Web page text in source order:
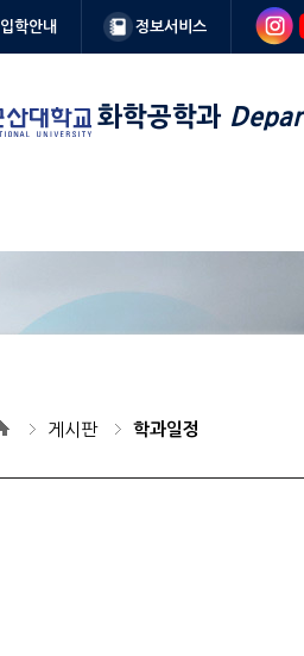
입학안내 정보서비스
화학공학과
게시판 학과일정